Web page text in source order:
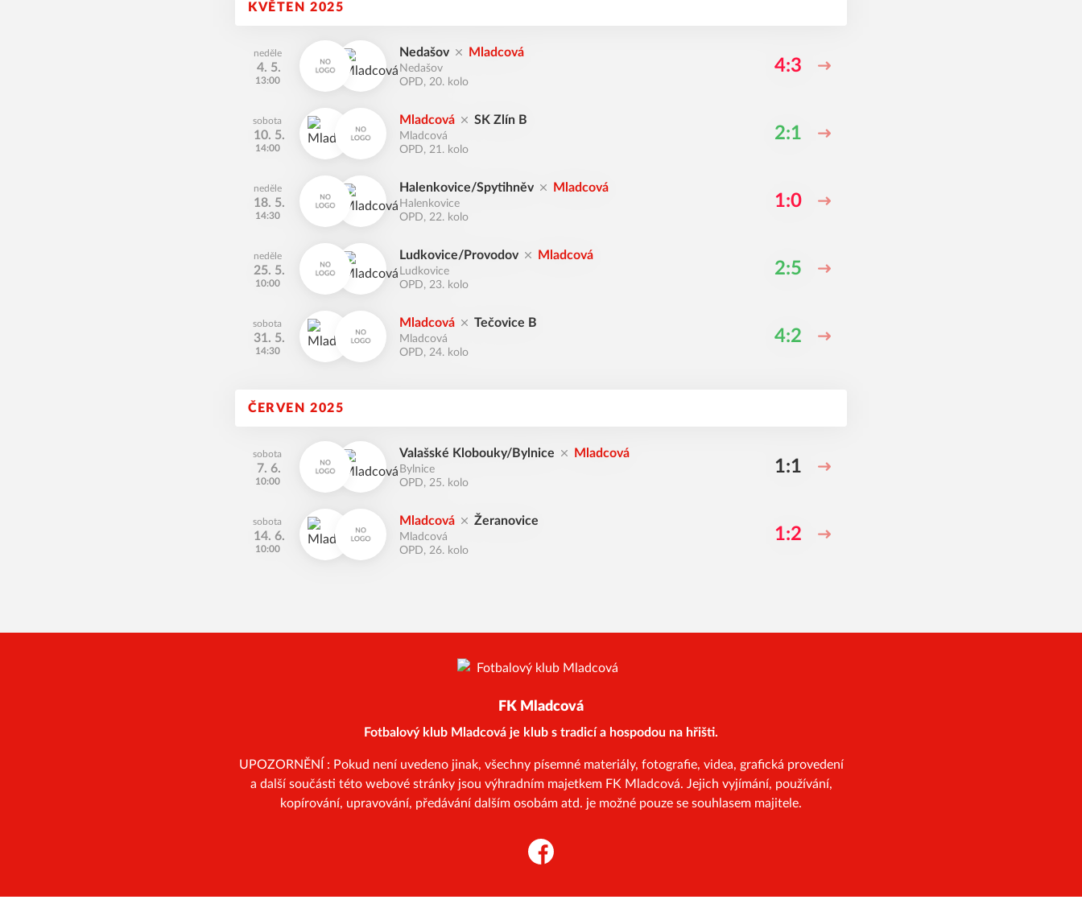
KVĚTEN 2025
neděle
4. 5.
13:00
Nedašov Mladcová
Nedašov
OPD, 20. kolo
4:3
sobota
10. 5.
14:00
Mladcová SK Zlín B
Mladcová
OPD, 21. kolo
2:1
neděle
18. 5.
14:30
Halenkovice/Spytihněv Mladcová
Halenkovice
OPD, 22. kolo
1:0
neděle
25. 5.
10:00
Ludkovice/Provodov Mladcová
Ludkovice
OPD, 23. kolo
2:5
sobota
31. 5.
14:30
Mladcová Tečovice B
Mladcová
OPD, 24. kolo
4:2
ČERVEN 2025
sobota
7. 6.
10:00
Valašské Klobouky/Bylnice Mladcová
Bylnice
OPD, 25. kolo
1:1
sobota
14. 6.
10:00
Mladcová Žeranovice
Mladcová
OPD, 26. kolo
1:2
FK Mladcová
Fotbalový klub Mladcová je klub s tradicí a hospodou na hřišti.
UPOZORNĚNÍ : Pokud není uvedeno jinak, všechny písemné materiály, fotografie, videa, grafická provedení
a další součásti této webové stránky jsou výhradním majetkem FK Mladcová. Jejich vyjímání, používání,
kopírování, upravování, předávání dalším osobám atd. je možné pouze se souhlasem majitele.
Facebook